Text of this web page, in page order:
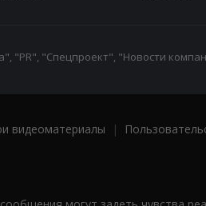
"PR", "Спецпроект", "Новости
видеоматериалы |